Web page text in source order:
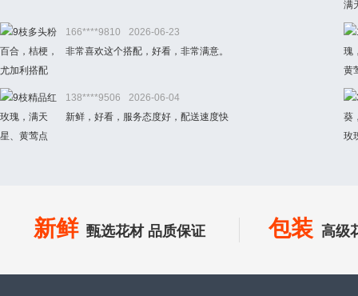
166****9810
2026-06-23
非常喜欢这个搭配，好看，非常满意。
138****9506
2026-06-04
新鲜，好看，服务态度好，配送速度快
新鲜 甄选花材 品质保证 包装 高级